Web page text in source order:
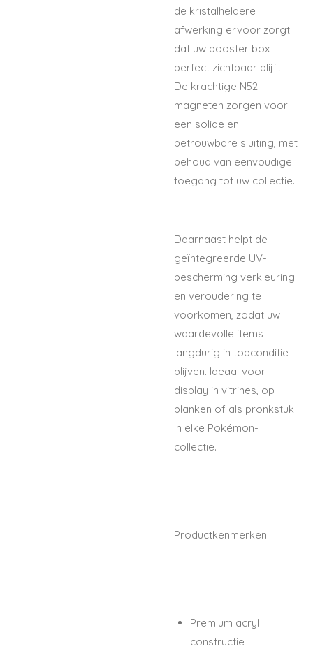
de kristalheldere
afwerking ervoor zorgt
dat uw booster box
perfect zichtbaar blijft.
De krachtige N52-
magneten zorgen voor
een solide en
betrouwbare sluiting, met
behoud van eenvoudige
toegang tot uw collectie.
Daarnaast helpt de
geïntegreerde UV-
bescherming verkleuring
en veroudering te
voorkomen, zodat uw
waardevolle items
langdurig in topconditie
blijven. Ideaal voor
display in vitrines, op
planken of als pronkstuk
in elke Pokémon-
collectie.
Productkenmerken:
Premium acryl
constructie